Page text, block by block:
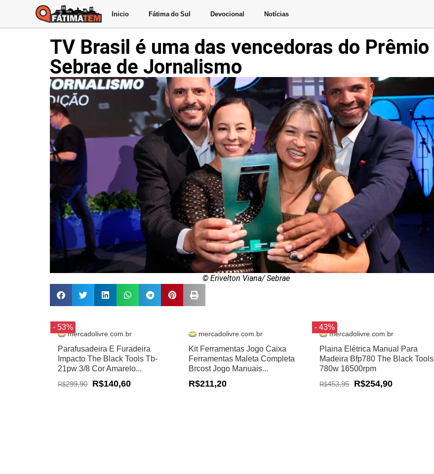
Inicio Fátima do Sul Devocional Notícias
TV Brasil é uma das vencedoras do Prêmio
Sebrae de Jornalismo
© Erivelton Viana/ Sebrae
- 53%
mercadolivre.com.br
Parafusadeira E Furadeira
Impacto The Black Tools Tb-
21pw 3/8 Cor Amarelo...
R$299,90 R$140,60
mercadolivre.com.br
Kit Ferramentas Jogo Caixa
Ferramentas Maleta Completa
Brcost Jogo Manuais...
R$211,20
- 43%
mercadolivre.com.br
Plaina Elétrica Manual Para
Madeira Bfp780 The Black Tools
780w 16500rpm
R$453,95 R$254,90